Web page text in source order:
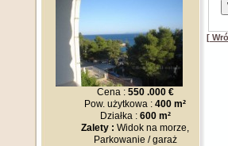
Cena : 550 .000 €
Pow. użytkowa : 400 m²
Działka : 600 m²
Zalety : Widok na morze,
Parkowanie / garaż
[